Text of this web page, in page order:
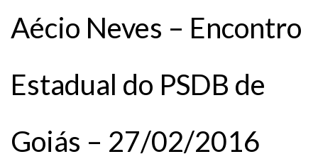
Aécio Neves – Encontro
Estadual do PSDB de
Goiás – 27/02/2016